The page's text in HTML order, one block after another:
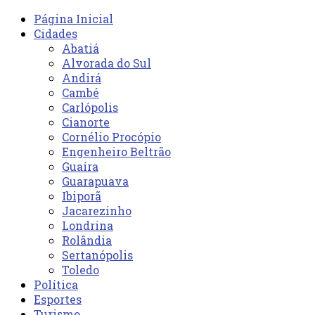
Página Inicial
Cidades
Abatiá
Alvorada do Sul
Andirá
Cambé
Carlópolis
Cianorte
Cornélio Procópio
Engenheiro Beltrão
Guaíra
Guarapuava
Ibiporã
Jacarezinho
Londrina
Rolândia
Sertanópolis
Toledo
Política
Esportes